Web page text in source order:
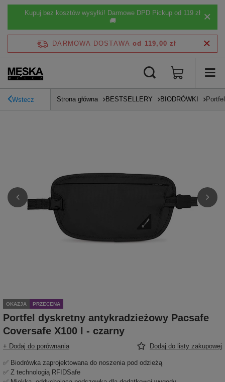
Kupuj bez kosztów wysyłki! Darmowe DPD Pickup od 119 zł
🚚
DARMOWA DOSTAWA od 119,00 zł
Wstecz Strona główna BESTSELLERY BIODRÓWKI
OKAZJA PRZECENA
Portfel dyskretny antykradzieżowy Pacsafe
Coversafe X100 l - czarny
+ Dodaj do porównania Dodaj do listy zakupowej
✅ Biodrówka zaprojektowana do noszenia pod odzieżą
✅ Z technologią RFIDSafe